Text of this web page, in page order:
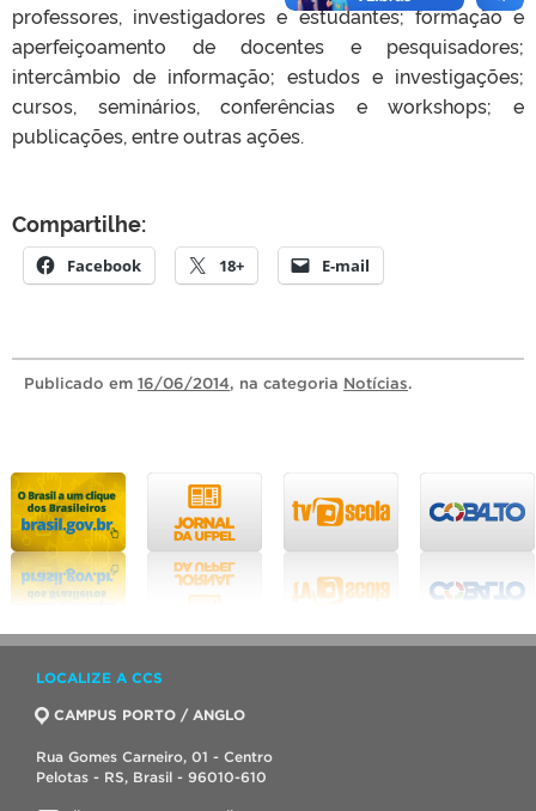
professores, investigadores e estudantes; formação e
aperfeiçoamento de docentes e pesquisadores;
intercâmbio de informação; estudos e investigações;
cursos, seminários, conferências e workshops; e
publicações, entre outras ações.
Compartilhe:
Facebook 18+ E-mail
Publicado em 16/06/2014, na categoria Notícias.
LOCALIZE A CCS
CAMPUS PORTO / ANGLO
Rua Gomes Carneiro, 01 - Centro
Pelotas - RS, Brasil - 96010-610